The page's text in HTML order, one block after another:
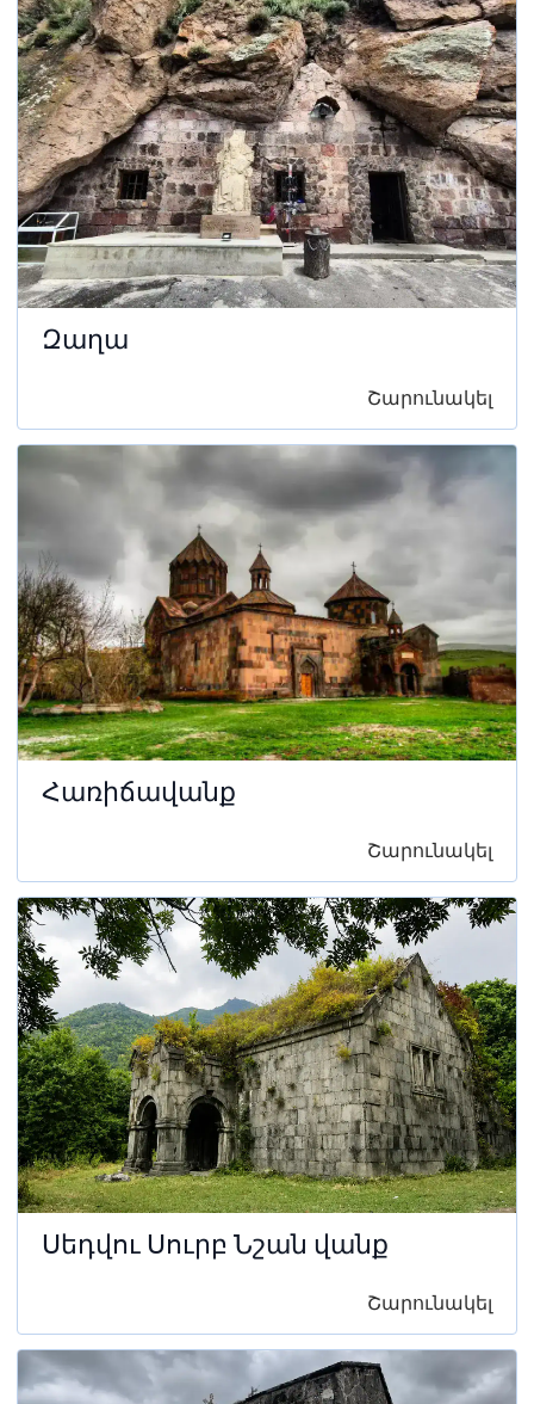
Զաղա
Շարունակել
Հառիճավանք
Շարունակել
Սեդվու Սուրբ Նշան վանք
Շարունակել